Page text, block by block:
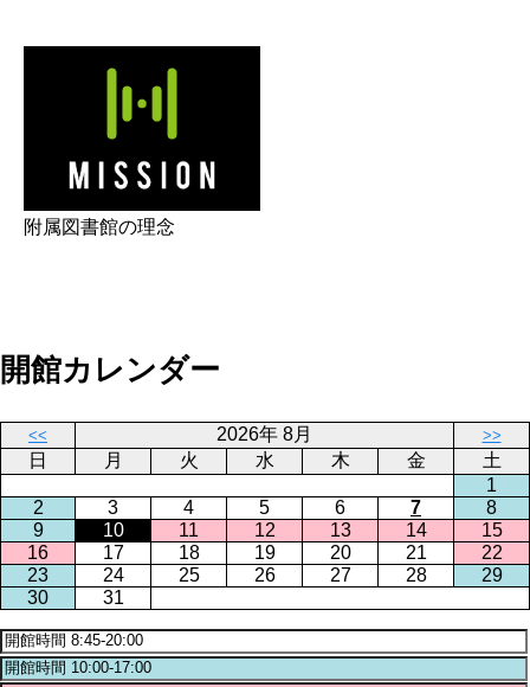
附属図書館の理念
開館カレンダー
<< 2026年 8月 >>
日 月 火 水 木 金
土
1
2
3 4 5 6 7
8
9
10 11 12 13 14
15
16
17 18 19 20 21
22
23
24 25 26 27 28
29
30
31